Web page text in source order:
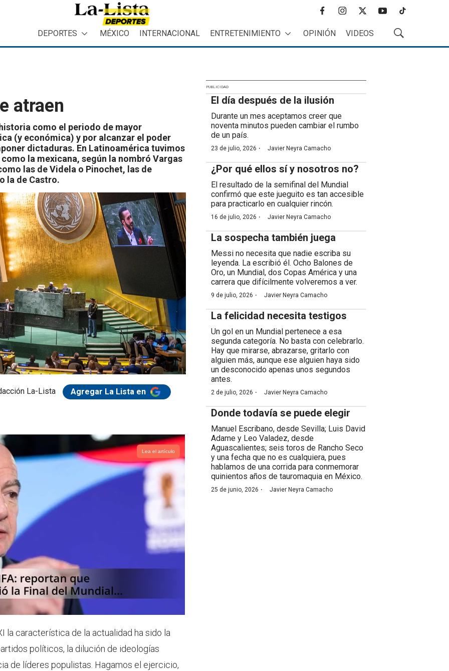
f
c
e
o
i
s
t
r
t
i
t
r
y
t
t
k
t
DEPORTES MÉXICO INTERNACIONAL ENTRETENIMIENTO OPINIÓN VIDEOS
M
o
atraen
como el periodo de mayor
(y económica) y por alcanzar el poder
dictaduras. En Latinoamérica tuvimos
la mexicana, según la nombró Vargas
las de Videla o Pinochet, las de
la de Castro.
La-Lista Agregar La Lista en
Lea el artículo
la característica de la actualidad ha sido la
políticos, la dilución de ideologías
de líderes populistas. Hagamos el ejercicio,
PUBLICIDAD
El día después de la ilusión
Durante un mes aceptamos creer que
noventa minutos pueden cambiar el rumbo
de un país.
23 de julio, 2026 · Javier Neyra Camacho
¿Por qué ellos sí y nosotros no?
El resultado de la semifinal del Mundial
confirmó que este jueguito es tan accesible
para practicarlo en cualquier rincón.
16 de julio, 2026 · Javier Neyra Camacho
La sospecha también juega
Messi no necesita que nadie escriba su
leyenda. La escribió él. Ocho Balones de
Oro, un Mundial, dos Copas América y una
carrera que difícilmente volveremos a ver.
9 de julio, 2026 · Javier Neyra Camacho
La felicidad necesita testigos
Un gol en un Mundial pertenece a esa
segunda categoría. No basta con celebrarlo.
Hay que mirarse, abrazarse, gritarlo con
alguien más, aunque ese alguien haya sido
un desconocido apenas unos segundos
antes.
2 de julio, 2026 · Javier Neyra Camacho
Donde todavía se puede elegir
Manuel Escribano, desde Sevilla; Luis David
Adame y Leo Valadez, desde
Aguascalientes; seis toros de Rancho Seco
y una fecha que no es cualquiera, pues
hablamos de una corrida para conmemorar
quinientos años de tauromaquia en México.
25 de junio, 2026 · Javier Neyra Camacho